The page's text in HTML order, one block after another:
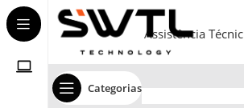
Categorias
Assistência Técnica